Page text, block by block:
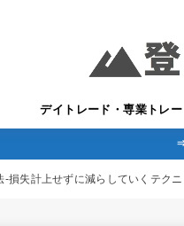
デイトレード・専業トレー
-損失計上せずに減らしていくテク